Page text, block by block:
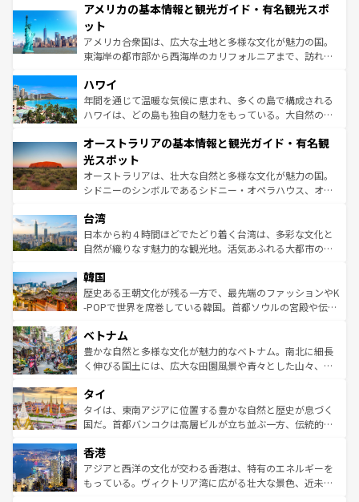
ンツ一覧を参照してほしい。
の建物がそのまま残る町や、スイスならではのユニークな
博物館もあり、アルプス観光だけでなく町歩きも満喫する
ことができる。国民の所得が高いため物価も高いが、旅行
者向けの交通パス提供のサービスもあり、うまく活用すれ
着のスイス情報は
アメリカの基本情報と観光ガイド・有名観光スポ
ット
アメリカ合衆国は、広大な土地と多様な文化が魅力の国。
東海岸の都市部から西海岸のカリフォルニアまで、訪れる
のような巨大都市は、観光、ショッピング、エンターテイ
ンメントが詰まった刺激的なスポットだ。一方、アメリカ
西部には大自然が広がり、グランドキャニオンやイエロー
部のニューオーリンズでは、音楽と美食が融合した独特の
文化が魅力。旅行者はアメリカの各地域で異なる魅力を楽
しみながら、その多様性と豊かな歴史を感じることができ
るだろう。車でのロードトリップや列車の旅も、アメリカ
情報は
ハワイ
年間を通じて温暖な気候に恵まれ、多くの島で構成される
ハワイは、どの島も独自の魅力をもっている。大自然の神
ワイ島は見逃せない。また、定番の観光地といえばオアフ
島だが、静かな自然を求めるならマウイ島やカウアイ島が
おすすめ。エメラルドグリーンに輝く海をはじめ、豊かな
文化や歴史が息づいている。「アロハスピリット」と呼ば
人々、おいしいローカルフードやハワイアンミュージッ
ク、伝統的なフラダンスなど、すべてがハワイの魅力を彩
っている。訪れるたびに新しい発見と感動が待っているハ
はコンテンツ一覧
オーストラリアの基本情報と観光ガイド・有名観
光スポット
オーストラリアは、壮大な自然と多様な文化が魅力の国。
シドニーのシンボルであるシドニー・オペラハウス、オー
リアリーフや大陸中央部にそびえるウルル（エアーズロッ
ク）、タスマニアの美しい原生林やケアンズの熱帯雨林な
ど、見どころがたくさん。また、カフェやワイン、オージ
いる。アクティビティも充実しており、サーフィンやダイ
ビング、ハイキングなど、アウトドア好きにはたまらな
い。オーストラリアの多彩な魅力を存分に味わいつくそ
参照してほしい。
台湾
日本から約４時間ほどでたどり着く台湾は、多彩な文化と
自然が織りなす魅力的な観光地。活気あふれる大都市の台
ン）、静ひつな山岳地帯である台湾東部など、都市の喧騒
と山間の静けさが共存しており、訪れる人に新しい発見と
驚きをもたらしてくれる。また、奥深い台湾の食文化も魅
容にもいいと評判のスイーツなど、バラエティ豊かな料理
が味わえる。 なお、新着の台湾情報は コンテンツ一覧を参
照してほしい。
韓国
歴史ある王朝文化が残る一方で、最先端のファッションやK
-POPで世界を席巻している韓国。首都ソウルの宮殿や伝統
き、地方に足を延ばせば四季折々の自然美を楽しむことが
できる。そして、キムチや焼肉、絶品のストリートフード
まで、さまざまな韓国料理が待っている。夜には、韓国な
リティに包まれながら、韓国の多彩な魅力を心ゆくまで味
わってみてほしい。 なお、新着の韓国情報はコンテンツ一
覧を参照してほしい。
ベトナム
豊かな自然と多様な文化が魅力的なベトナム。南北に細長
く伸びる国土には、広大な田園風景や青々とした山々、世
急速な発展と共に伝統が息づく。ハノイの古い町並みやホ
ーチミン市のフランス統治時代の建物も、独特の雰囲気を
醸し出している。また、バラエティの豊かさとおいしさで
とつ。フォーやバインミー、ベトナムコーヒーなどは、ぜ
ひ現地で味わいたい。どの地域を訪れてもあたたかい人々
が旅行者を迎えてくれるので、きっと忘れられない旅にな
タイ
タイは、東南アジアに位置する豊かな自然と歴史が息づく
国だ。首都バンコクは高層ビルが立ち並ぶ一方、伝統的な
の活気が交差している。北部ではチェンマイなどの山岳地
帯で自然と触れ合い、南部ではプーケットやクラビの美し
いビーチでリゾート気分を楽しむことができる。タイ料理
香港
アジアと西洋の文化が交わる香港は、特有のエネルギーを
もっている。ヴィクトリア湾に広がる壮大な景色、近未来